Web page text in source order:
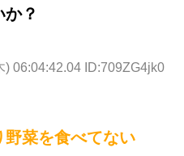
？
) 06:04:42.04 ID:709ZG4jk0
野菜を食べてない